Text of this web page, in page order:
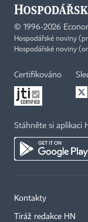
© 1996-2026
Hospodářské noviny
Hospodářské noviny
Certifikováno
Stáhněte si aplikaci
Kontakty
Tiráž redakce HN